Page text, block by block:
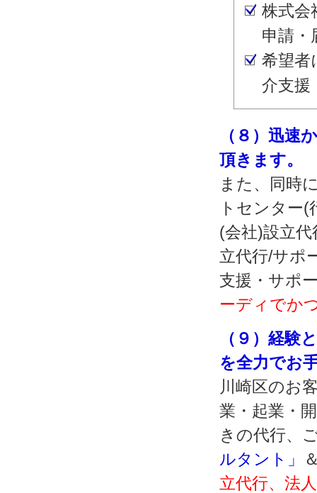
株式会
申請・
希望者
介支援
（８）迅速
頂きます。
また、同時
トセンター
(会社)設立
立代行/サポ
支援・サポ
ーディでか
（９）経験
を全力でお
川崎区のお
業・起業・
きの代行、
ルタント」
立代行、法